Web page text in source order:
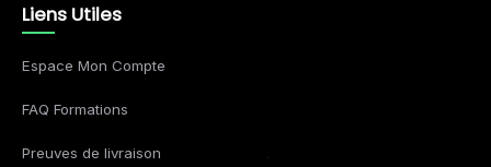
Liens Utiles
Espace Mon Compte
FAQ Formations
Preuves de livraison